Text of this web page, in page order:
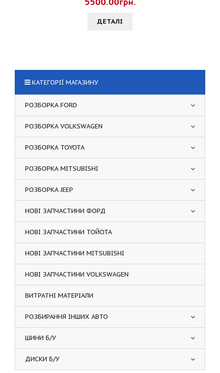
ДЕТАЛI
КАТЕГОРІЇ МАГАЗИНУ
РОЗБОРКА FORD
РОЗБОРКА VOLKSWAGEN
РОЗБОРКА TOYOTA
РОЗБОРКА MITSUBISHI
РОЗБОРКА JEEP
НОВІ ЗАПЧАСТИНИ ФОРД
НОВІ ЗАПЧАСТИНИ ТОЙОТА
НОВІ ЗАПЧАСТИНИ MITSUBISHI
НОВІ ЗАПЧАСТИНИ VOLKSWAGEN
ВИТРАТНІ МАТЕРІАЛИ
РОЗБИРАННЯ ІНШИХ АВТО
ШИНИ Б/У
ДИСКИ Б/У